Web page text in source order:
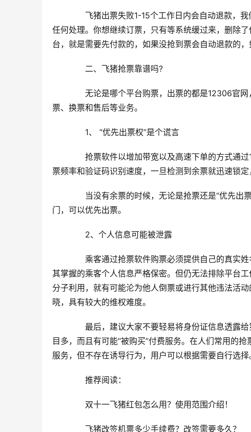
飞猪出票失败1-15个工作日内会自动退款，我
任何处理。你想继续订票，只有等系统缓过来，删除
台，就是需要先付款的，如果没抢到票会自动退款的
二、飞猪抢票靠谱吗?
无论是哪个平台购票，出票的都是12306官网
票、换票和售后等业务。
1、 “优先出票权”是个谎言
抢票软件以增加带宽以及高速下单的方式通过
票频率和验证码识别速度，一旦检测到余票就迅速锁
当没有余票的时候，无论是抢票还是“优先出
门，可以优先出票。
2、个人信息可能被泄露
乘客通过抢票软件购票必须提供自己的真实姓
其掌握的乘客个人信息严格保密。但仍无法排除平台
分子利用，就有可能沦为他人倒票或进行其他违法活
晓，具有较大的维权难度。
最后，建议大家不要轻易将身份证信息透露给
目多，而且有可能“被购买”付费服务。在人们常用的
服务，但不存在诱导行为，用户可以根据需要自行选择
推荐阅读：
双十一飞猪红包怎么用？使用范围介绍！
飞猪改签机票多少手续费？改签需要多久？